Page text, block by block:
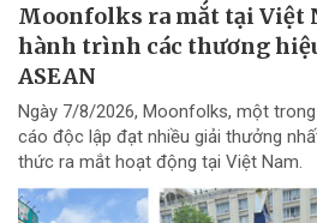
Moonfolks ra mắt tại Việt
hành trình các thương
ASEAN
Ngày 7/8/2026, Moonfolks, một
cáo độc lập đạt nhiều giải thưởng
thức ra mắt hoạt động tại Việt Nam.